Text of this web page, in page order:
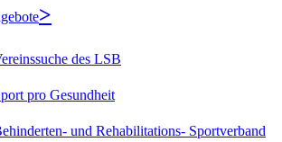
des LSB
pro Gesundheit
und Rehabilitations- Sportverband